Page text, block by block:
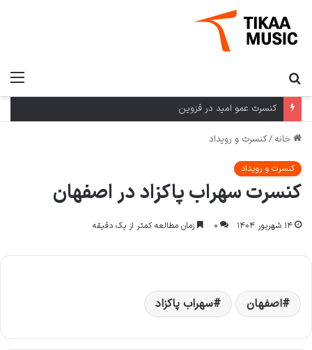
برای
کنسرت عمو امید در قزوین
خانه /کنسرت و رویداد
کنسرت و رویداد
کنسرت سهراب پاکزاد در اصفهان
۱۴ شهریور ۱۴۰۴ ۰ زمان مطالعه کمتر از یک دقیقه
اصفهان سهراب پاکزاد